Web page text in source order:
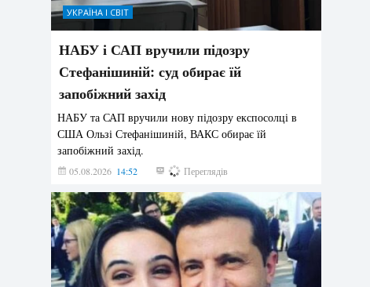
УКРАЇНА І СВІТ
НАБУ і САП вручили підозру
Стефанішиній: суд обирає їй
запобіжний захід
НАБУ та САП вручили нову підозру експосолці в
США Ользі Стефанішиній, ВАКС обирає їй
запобіжний захід.
05.08.2026 14:52 144 Переглядів